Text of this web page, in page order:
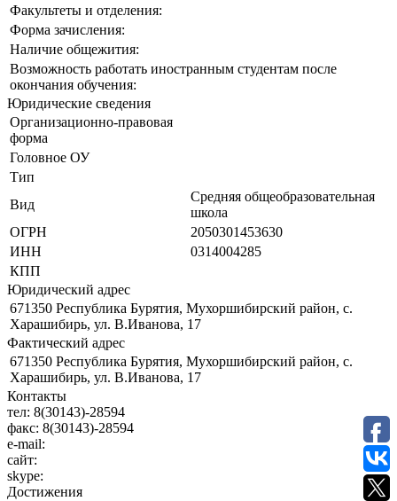
Факультеты и отделения:
Форма зачисления:
Наличие общежития:
Возможность работать иностранным студентам после
окончания обучения:
Юридические сведения
Организационно-правовая
форма
Головное ОУ
Тип
Вид
Средняя общеобразовательная
школа
ОГРН
2050301453630
ИНН
0314004285
КПП
Юридический адрес
671350 Республика Бурятия, Мухоршибирский район, с.
Харашибирь, ул. В.Иванова, 17
Фактический адрес
671350 Республика Бурятия, Мухоршибирский район, с.
Харашибирь, ул. В.Иванова, 17
Контакты
тел: 8(30143)-28594
факс: 8(30143)-28594
e-mail:
сайт:
skype:
Достижения